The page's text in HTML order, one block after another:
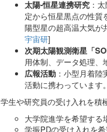
太陽-恒星連携研究：太
定から恒星黒点の性
陽型星の超高温大気
宇宙研]
次期太陽観測衛星「
用体制、データ処理、
広報活動：小型月着陸
活動に携わっていま
学生や研究員の受け入れを積
大学院進学を希望す
学振PDの受け入れを